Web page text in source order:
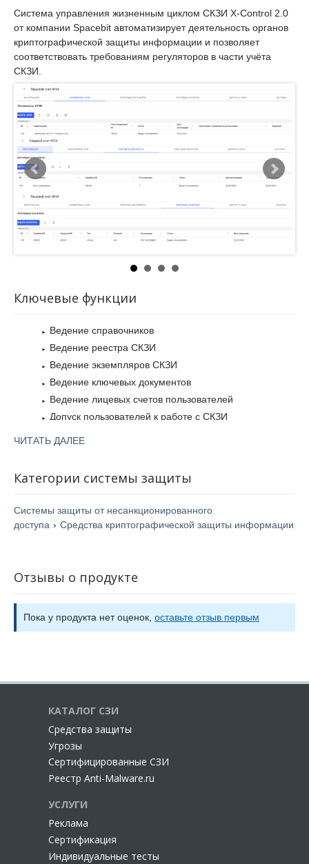
Система управления жизненным циклом СКЗИ X-Control 2.0
от компании Spacebit автоматизирует деятельность органов
криптографической защиты информации и позволяет
соответствовать требованиям регуляторов в части учёта
СКЗИ.
Ключевые функции
Ведение справочников
Ведение реестра СКЗИ
Ведение экземпляров СКЗИ
Ведение ключевых документов
Ведение лицевых счетов пользователей
Допуск пользователей к работе с СКЗИ
ЧИТАТЬ ДАЛЕЕ
Категории системы защиты
Системы защиты от несанкционированного
доступа › Средства криптографической защиты информации
Отзывы о продукте
Пока у продукта нет оценок, оставьте отзыв первым
КАТАЛОГ СЗИ
Cредства защиты
Угрозы
Сертифицированные СЗИ
Реестр Anti-Malware.ru
УСЛУГИ
Реклама
Сертификация
Индивидуальные тесты